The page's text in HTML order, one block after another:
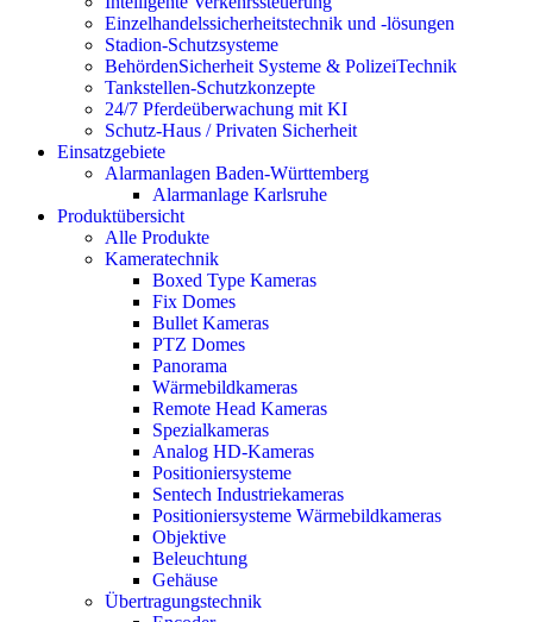
Einzelhandelssicherheitstechnik und -lösungen
Stadion-Schutzsysteme
BehördenSicherheit Systeme & PolizeiTechnik
Tankstellen-Schutzkonzepte​
24/7 Pferdeüberwachung mit KI
Schutz-Haus / Privaten Sicherheit
Einsatzgebiete
Alarmanlagen Baden-Württemberg
Alarmanlage Karlsruhe
Produktübersicht
Alle Produkte
Kameratechnik
Boxed Type Kameras
Fix Domes
Bullet Kameras
PTZ Domes
Panorama
Wärmebildkameras
Remote Head Kameras
Spezialkameras
Analog HD-Kameras
Positioniersysteme
Sentech Industriekameras
Positioniersysteme Wärmebildkameras
Objektive
Beleuchtung
Gehäuse
Übertragungstechnik